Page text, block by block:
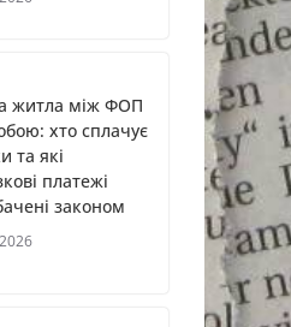
житла між ФОП
хто сплачує
та які
платежі
законом